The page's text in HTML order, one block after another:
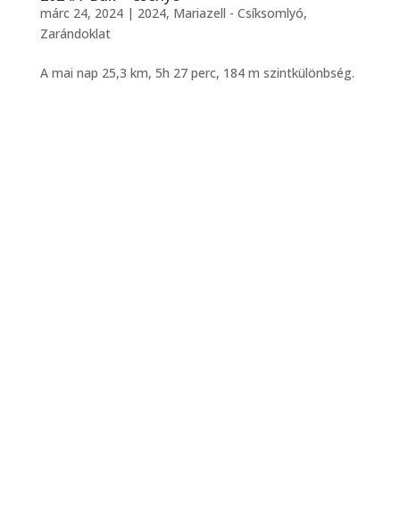
márc 24, 2024| 2024, Mariazell - Csíksomlyó,
Zarándoklat
A mai nap 25,3 km, 5h 27 perc, 184 m szintkülönbség.